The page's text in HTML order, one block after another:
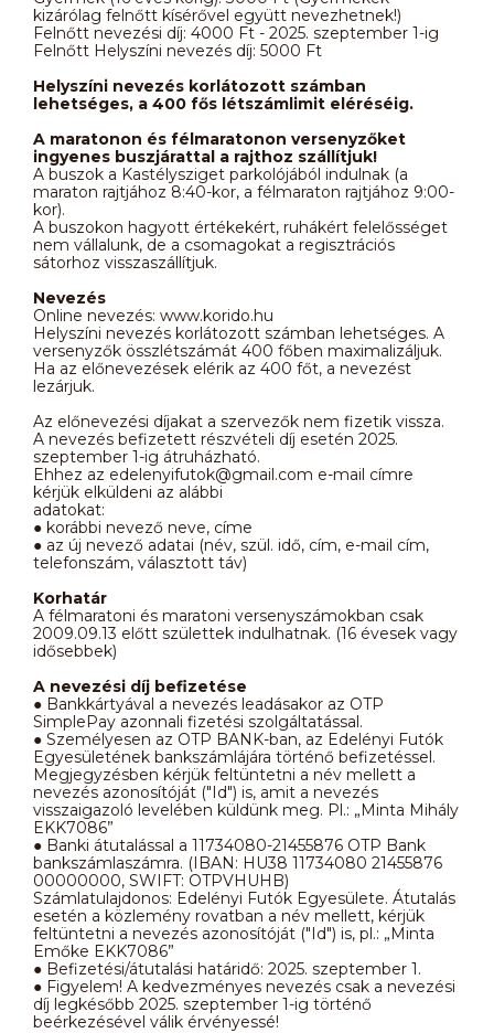
kizárólag felnőtt kísérővel együtt nevezhetnek!)
Felnőtt nevezési díj: 4000 Ft - 2025. szeptember 1-ig
Felnőtt Helyszíni nevezés díj: 5000 Ft
Helyszíni nevezés korlátozott számban
lehetséges, a 400 fős létszámlimit eléréséig.
A maratonon és félmaratonon versenyzőket
ingyenes buszjárattal a rajthoz szállítjuk!
A buszok a Kastélysziget parkolójából indulnak (a
maraton rajtjához 8:40-kor, a félmaraton rajtjához 9:00-
kor).
A buszokon hagyott értékekért, ruhákért felelősséget
nem vállalunk, de a csomagokat a regisztrációs
sátorhoz visszaszállítjuk.
Nevezés
Online nevezés: www.korido.hu
Helyszíni nevezés korlátozott számban lehetséges. A
versenyzők összlétszámát 400 főben maximalizáljuk.
Ha az előnevezések elérik az 400 főt, a nevezést
lezárjuk.
Az előnevezési díjakat a szervezők nem fizetik vissza.
A nevezés befizetett részvételi díj esetén 2025.
szeptember 1-ig átruházható.
Ehhez az edelenyifutok@gmail.com e-mail címre
kérjük elküldeni az alábbi
adatokat:
● korábbi nevező neve, címe
● az új nevező adatai (név, szül. idő, cím, e-mail cím,
telefonszám, választott táv)
Korhatár
A félmaratoni és maratoni versenyszámokban csak
2009.09.13 előtt születtek indulhatnak. (16 évesek vagy
idősebbek)
A nevezési díj befizetése
● Bankkártyával a nevezés leadásakor az OTP
SimplePay azonnali fizetési szolgáltatással.
● Személyesen az OTP BANK-ban, az Edelényi Futók
Egyesületének bankszámlájára történő befizetéssel.
Megjegyzésben kérjük feltüntetni a név mellett a
nevezés azonosítóját ("Id") is, amit a nevezés
visszaigazoló levelében küldünk meg. Pl.: „Minta Mihály
EKK7086”
● Banki átutalással a 11734080-21455876 OTP Bank
bankszámlaszámra. (IBAN: HU38 11734080 21455876
00000000, SWIFT: OTPVHUHB)
Számlatulajdonos: Edelényi Futók Egyesülete. Átutalás
esetén a közlemény rovatban a név mellett, kérjük
feltüntetni a nevezés azonosítóját ("Id") is, pl.: „Minta
Emőke EKK7086”
● Befizetési/átutalási határidő: 2025. szeptember 1.
● Figyelem! A kedvezményes nevezés csak a nevezési
díj legkésőbb 2025. szeptember 1-ig történő
beérkezésével válik érvényessé!